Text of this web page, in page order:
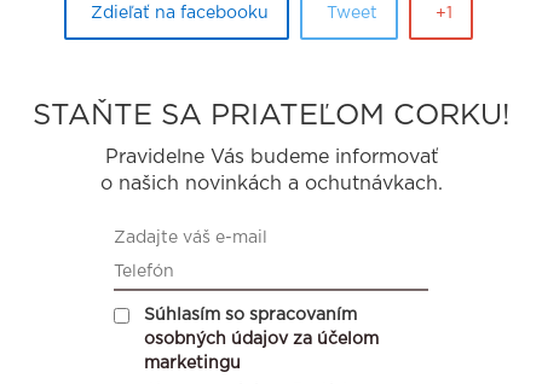
Zdieľať na facebooku Tweet +1
STAŇTE SA PRIATEĽOM CORKU!
Pravidelne Vás budeme informovať
o našich novinkách a ochutnávkach.
Súhlasím so spracovaním
osobných údajov za účelom
marketingu